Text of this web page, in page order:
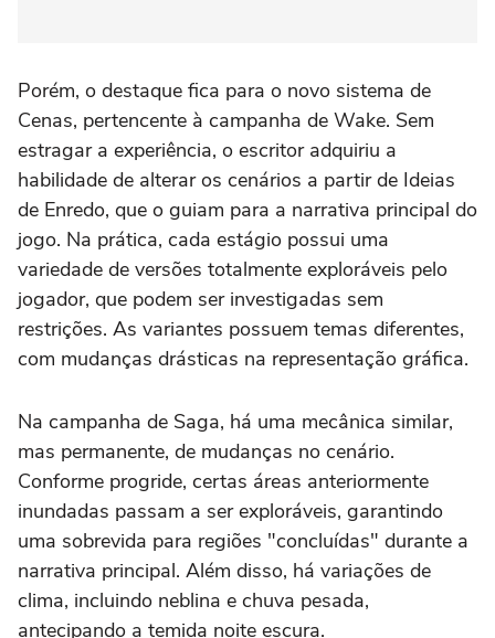
Porém, o destaque fica para o novo sistema de
Cenas, pertencente à campanha de Wake. Sem
estragar a experiência, o escritor adquiriu a
habilidade de alterar os cenários a partir de Ideias
de Enredo, que o guiam para a narrativa principal do
jogo. Na prática, cada estágio possui uma
variedade de versões totalmente exploráveis pelo
jogador, que podem ser investigadas sem
restrições. As variantes possuem temas diferentes,
com mudanças drásticas na representação gráfica.
Na campanha de Saga, há uma mecânica similar,
mas permanente, de mudanças no cenário.
Conforme progride, certas áreas anteriormente
inundadas passam a ser exploráveis, garantindo
uma sobrevida para regiões "concluídas" durante a
narrativa principal. Além disso, há variações de
clima, incluindo neblina e chuva pesada,
antecipando a temida noite escura.